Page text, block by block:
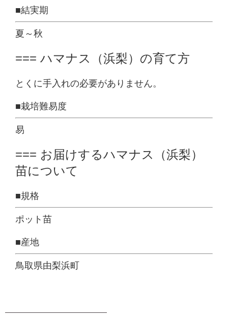
■結実期
夏～秋
=== ハマナス（浜梨）の育て方
とくに手入れの必要がありません。
■栽培難易度
易
=== お届けするハマナス（浜梨）
苗について
■規格
ポット苗
■産地
鳥取県由梨浜町